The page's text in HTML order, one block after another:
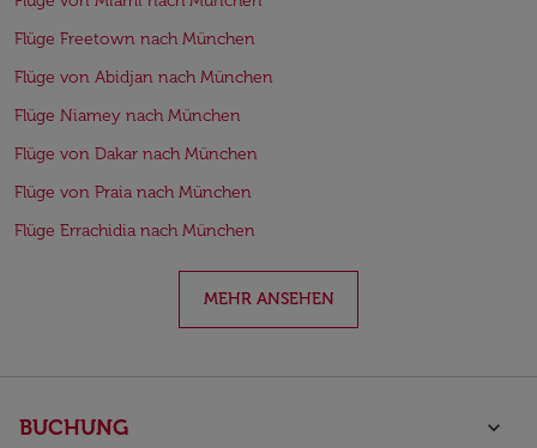
Flüge Freetown nach München
Flüge von Abidjan nach München
Flüge Niamey nach München
Flüge von Dakar nach München
Flüge von Praia nach München
Flüge Errachidia nach München
MEHR ANSEHEN
BUCHUNG keyboard_arrow_down